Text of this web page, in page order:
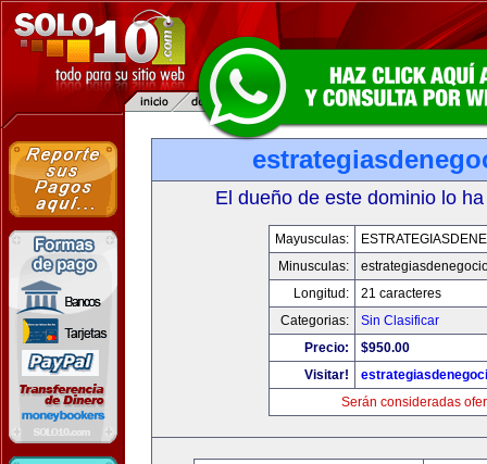
El dueño de este dominio lo
Mayusculas:
Minusculas:
Longitud:
21 caracteres
Categorias:
Sin Clasificar
Precio:
$950.00
Visitar!
Serán consideradas